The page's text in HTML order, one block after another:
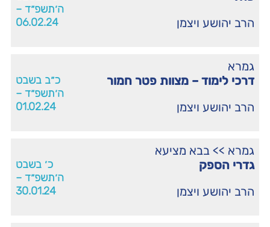
הרב יהושע ויצמן
ה׳תשפ״ד –
06.02.24
גמרא
דרכי לימוד – מצוות פטר חמור
הרב יהושע ויצמן
כ״ב בשבט
ה׳תשפ״ד –
01.02.24
גמרא >> בבא מציעא
גדרי הספק
הרב יהושע ויצמן
כ׳ בשבט
ה׳תשפ״ד –
30.01.24